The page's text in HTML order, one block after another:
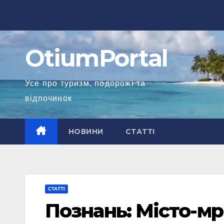
вмісту
OtiumPortal
Усе про туризм, подорожі та
відпочинок
НОВИНИ СТАТТІ
СТАТТІ
Познань: Місто-